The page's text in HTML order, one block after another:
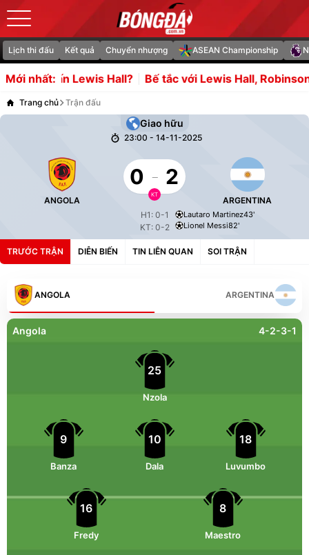
Lịch thi đấu Kết quả Chuyển nhượng ASEAN Championship
Mới nhất:
tấn Lewis Hall? Bế tắc với Lewis Hall, Robinson sẽ là
Trang chủ Trận đấu
Giao hữu
23:00 - 14-11-2025
ANGOLA
0 - 2
KT
ARGENTINA
H1: 0-1
KT: 0-2
Lautaro Martinez43'
Lionel Messi82'
TRƯỚC TRẬN DIỄN BIẾN TIN LIÊN QUAN SOI TRẬN
ANGOLA ARGENTINA
Angola 4-2-3-1
25
Nzola
9
Banza
10
Dala
18
Luvumbo
16
Fredy
8
Maestro